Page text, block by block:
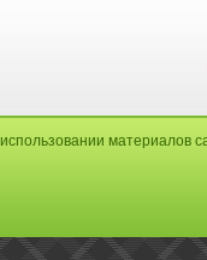
материалов